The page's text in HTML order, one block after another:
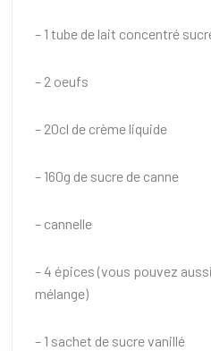
– 1 tube de lait concentré
– 2 oeufs
– 20cl de crème liquide
– 160g de sucre de canne
– cannelle
– 4 épices (vous pouvez
mélange)
– 1 sachet de sucre vanillé